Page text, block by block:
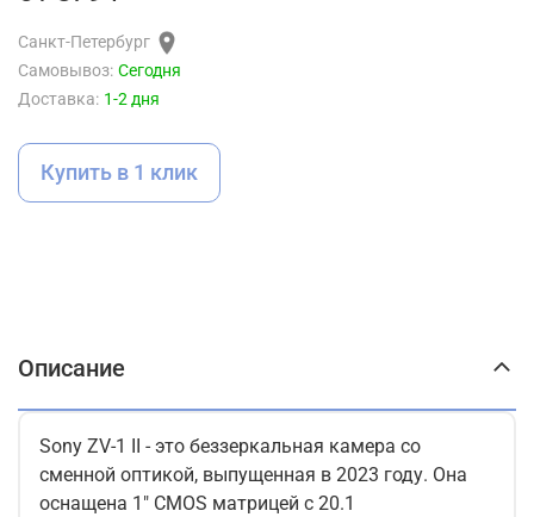
Санкт-Петербург
Самовывоз: Сегодня
Доставка: 1-2 дня
Купить в 1 клик
Описание
Sony ZV-1 II - это беззеркальная камера со
сменной оптикой, выпущенная в 2023 году. Она
оснащена 1" CMOS матрицей с 20.1